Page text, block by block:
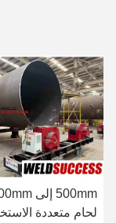
لحام متعددة